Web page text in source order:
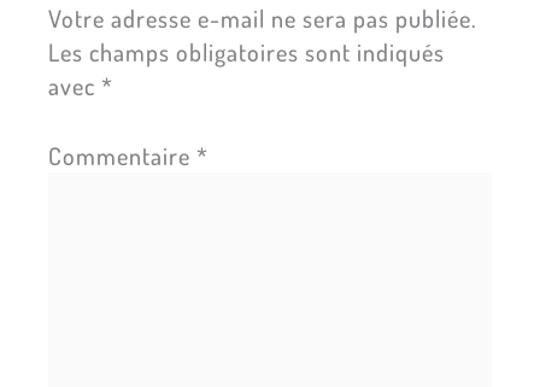
Votre adresse e-mail ne sera pas publiée.
Les champs obligatoires sont indiqués
avec *
Commentaire *